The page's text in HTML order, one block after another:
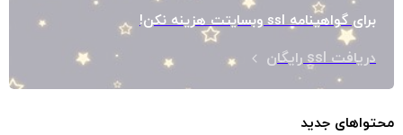
برای گواهینامه ssl وبسایتت هزینه نکن!
دریافت ssl رایگان
محتواهای جدید